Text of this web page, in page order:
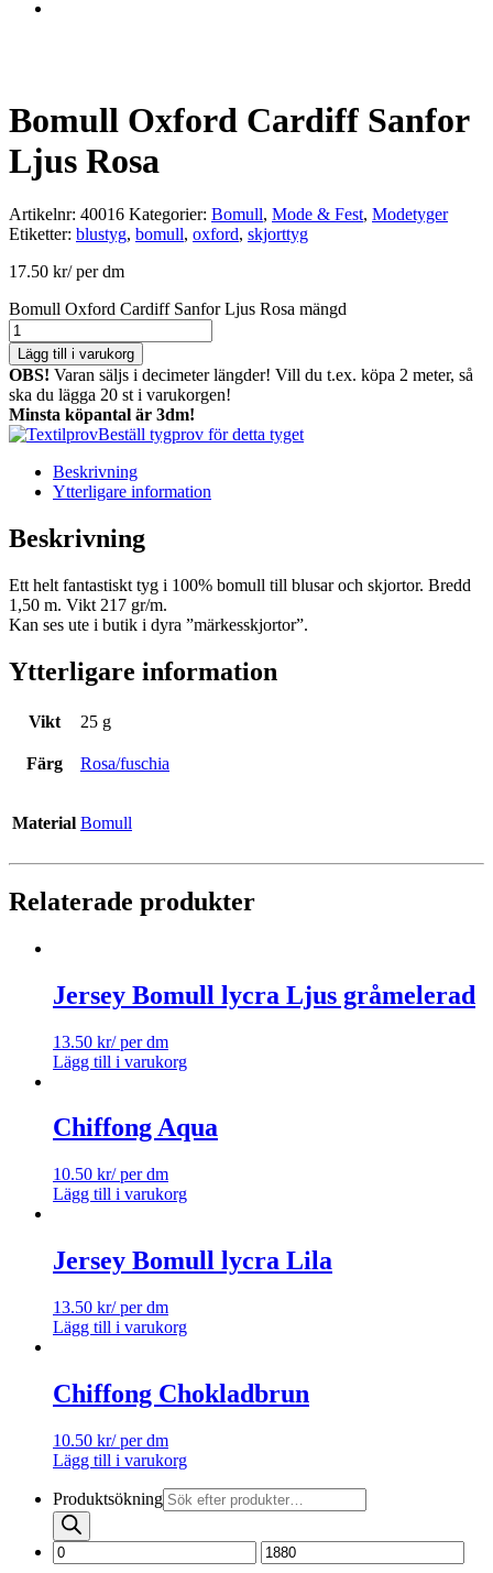
Bomull Oxford Cardiff Sanfor
Ljus Rosa
Artikelnr: 40016 Kategorier: Bomull, Mode & Fest, Modetyger
Etiketter: blustyg, bomull, oxford, skjorttyg
17.50 kr/ per dm
Bomull Oxford Cardiff Sanfor Ljus Rosa mängd
Lägg till i varukorg
OBS! Varan säljs i decimeter längder! Vill du t.ex. köpa 2 meter, så
ska du lägga 20 st i varukorgen!
Minsta köpantal är 3dm!
Beställ tygprov för detta tyget
Beskrivning
Ytterligare information
Beskrivning
Ett helt fantastiskt tyg i 100% bomull till blusar och skjortor. Bredd
1,50 m. Vikt 217 gr/m.
Kan ses ute i butik i dyra ”märkesskjortor”.
Ytterligare information
Vikt 25 g
Färg Rosa/fuschia
Material Bomull
Relaterade produkter
Jersey Bomull lycra Ljus gråmelerad
13.50 kr/ per dm
Lägg till i varukorg
Chiffong Aqua
10.50 kr/ per dm
Lägg till i varukorg
Jersey Bomull lycra Lila
13.50 kr/ per dm
Lägg till i varukorg
Chiffong Chokladbrun
10.50 kr/ per dm
Lägg till i varukorg
Produktsökning